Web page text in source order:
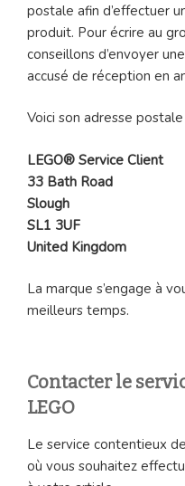
postale afin d’effectuer
produit. Pour écrire au
conseillons d’envoyer
accusé de réception en
Voici son adresse postale
LEGO® Service Client
33 Bath Road
Slough
SL1 3UF
United Kingdom
La marque s’engage à
meilleurs temps.
Contacter le
LEGO
Le service contentieux
où vous souhaitez